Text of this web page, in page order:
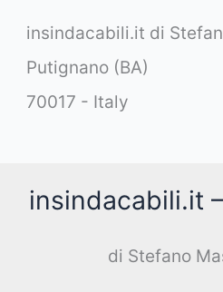
insindacabili.it di
Putignano (BA)
70017 - Italy
insindacabili.it
di Stefano